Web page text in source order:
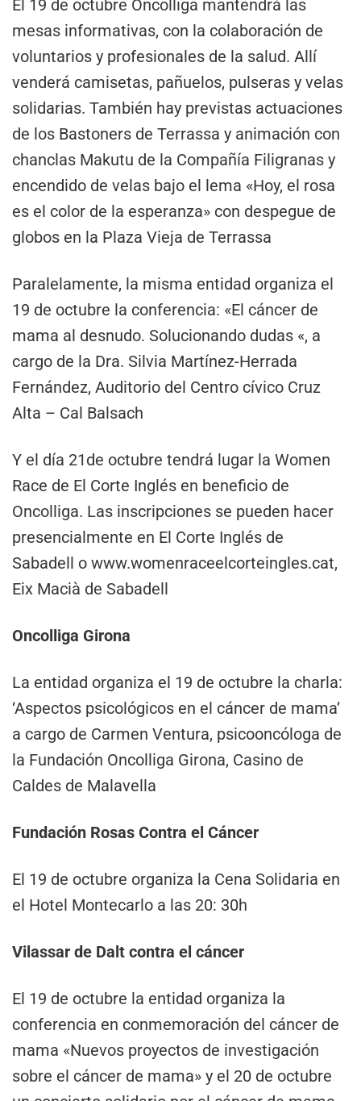
El 19 de octubre Oncolliga mantendrá las
mesas informativas, con la colaboración de
voluntarios y profesionales de la salud. Allí
venderá camisetas, pañuelos, pulseras y velas
solidarias. También hay previstas actuaciones
de los Bastoners de Terrassa y animación con
chanclas Makutu de la Compañía Filigranas y
encendido de velas bajo el lema «Hoy, el rosa
es el color de la esperanza» con despegue de
globos en la Plaza Vieja de Terrassa
Paralelamente, la misma entidad organiza el
19 de octubre la conferencia: «El cáncer de
mama al desnudo. Solucionando dudas «, a
cargo de la Dra. Silvia Martínez-Herrada
Fernández, Auditorio del Centro cívico Cruz
Alta – Cal Balsach
Y el día 21de octubre tendrá lugar la Women
Race de El Corte Inglés en beneficio de
Oncolliga. Las inscripciones se pueden hacer
presencialmente en El Corte Inglés de
Sabadell o www.womenraceelcorteingles.cat,
Eix Macià de Sabadell
Oncolliga Girona
La entidad organiza el 19 de octubre la charla:
‘Aspectos psicológicos en el cáncer de mama’
a cargo de Carmen Ventura, psicooncóloga de
la Fundación Oncolliga Girona, Casino de
Caldes de Malavella
Fundación Rosas Contra el Cáncer
El 19 de octubre organiza la Cena Solidaria en
el Hotel Montecarlo a las 20: 30h
Vilassar de Dalt contra el cáncer
El 19 de octubre la entidad organiza la
conferencia en conmemoración del cáncer de
mama «Nuevos proyectos de investigación
sobre el cáncer de mama» y el 20 de octubre